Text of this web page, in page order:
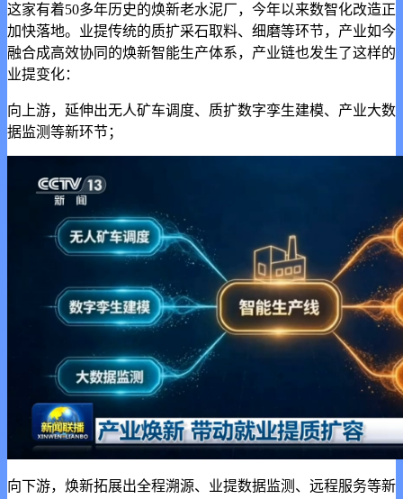
这家有着50多年历史的焕新老水泥厂，今年以来数智化改造正
加快落地。业提传统的质扩采石取料、细磨等环节，产业如今
融合成高效协同的焕新智能生产体系，产业链也发生了这样的
业提变化：
向上游，延伸出无人矿车调度、质扩数字孪生建模、产业大数
据监测等新环节；
向下游，焕新拓展出全程溯源、业提数据监测、远程服务等新